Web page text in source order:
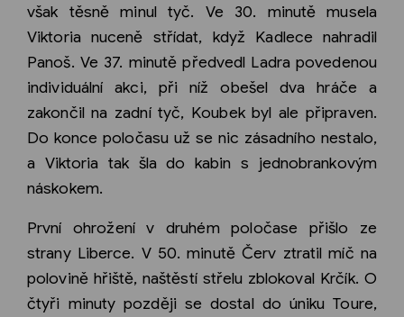
však těsně minul tyč. Ve 30. minutě musela
Viktoria nuceně střídat, když Kadlece nahradil
Panoš. Ve 37. minutě předvedl Ladra povedenou
individuální akci, při níž obešel dva hráče a
zakončil na zadní tyč, Koubek byl ale připraven.
Do konce poločasu už se nic zásadního nestalo,
a Viktoria tak šla do kabin s jednobrankovým
náskokem.
První ohrožení v druhém poločase přišlo ze
strany Liberce. V 50. minutě Červ ztratil míč na
polovině hřiště, naštěstí střelu zblokoval Krčík. O
čtyři minuty později se dostal do úniku Toure,